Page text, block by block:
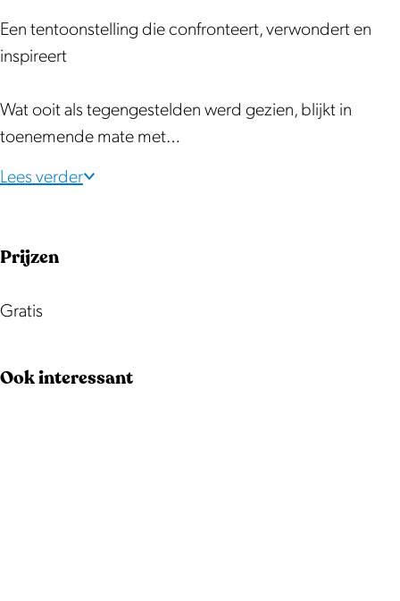
I
Een tentoonstelling die confronteert, verwondert en
inspireert
Wat ooit als tegengestelden werd gezien, blijkt in
toenemende mate met…
Lees verder
Prijzen
Gratis
Ook interessant